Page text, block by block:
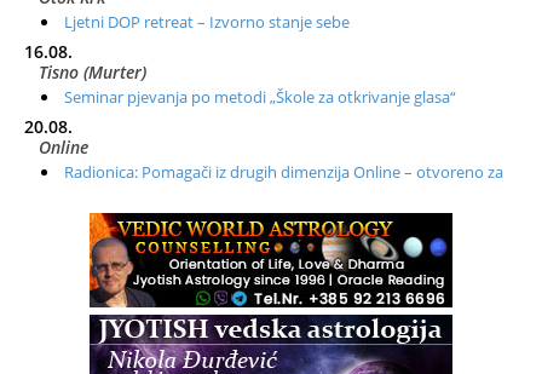
Ljetni DOP retreat – Izvorno stanje sebe
16.08.
Tisno (Murter)
Seminar pjevanja po metodi „Škole za otkrivanje glasa“
20.08.
Online
Radionica: Pomagači iz drugih dimenzija Online – otvoreno za
Zagreb+Online
Osnovni ThetaHealing® tečaj, Zagreb i Online
Zagreb
Osnovna radionica za izscjeljivanje pranom (Basic Pranic
Healing course)